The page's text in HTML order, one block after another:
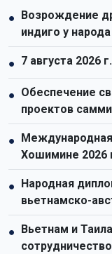
●
Возрождение
индиго у
Шонла)
● 7 августа 2026 г.
● Обеспечение
проектов
●
Хошимине 2026
всю историю
●
Народная
вьетнамско-
●
Вьетнам и
сотрудничество